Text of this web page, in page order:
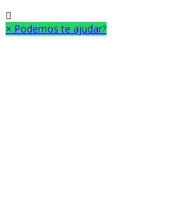
× Podemos te ajudar?